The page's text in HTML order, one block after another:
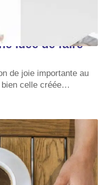
idée de faire
de joie importante au
celle créée…